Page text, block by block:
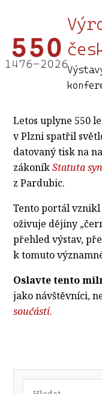
Letos uplyne 550
v Plzni spatřil
datovaný tisk na
zákoníkStatuta
z Pardubic.
Tento portál
oživuje dějiny
přehled výstav,
k tomuto
Oslavte tento
jako návštěvníci,
součástí.